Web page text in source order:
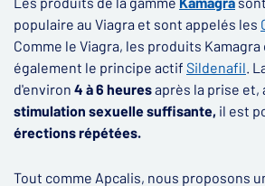
populaire au Viagra et sont appelés les
Comme le Viagra, les produits
également le principe actif Sildenafil.
d'environ 4 à 6 heuresaprès la prise et,
stimulation sexuelle suffisante, il est
érections répétées.
Tout comme Apcalis, nous proposons